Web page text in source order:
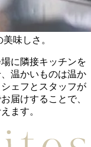
味しさ。
に隣接キッチンを
温かいものは温か
ェフとスタッフが
届けすることで、
ます。